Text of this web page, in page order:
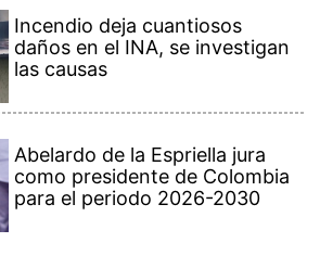
Incendio deja cuantiosos
daños en el INA, se investigan
las causas
Abelardo de la Espriella jura
como presidente de Colombia
para el periodo 2026-2030